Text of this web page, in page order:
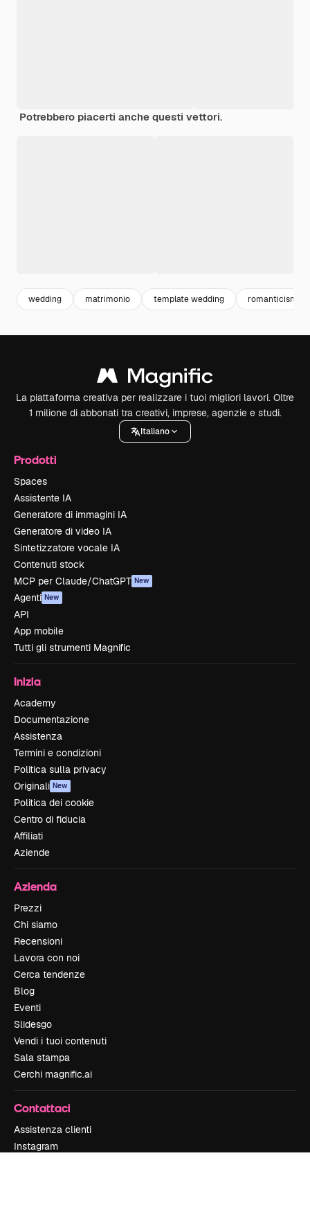
Potrebbero piacerti anche questi vettori.
wedding matrimonio template wedding romanticismo
La piattaforma creativa per realizzare i tuoi migliori lavori. Oltre
1 milione di abbonati tra creativi, imprese, agenzie e studi.
Italiano
Prodotti
Spaces
Assistente IA
Generatore di immagini IA
Generatore di video IA
Sintetizzatore vocale IA
Contenuti stock
MCP per Claude/ChatGPT New
Agenti New
API
App mobile
Tutti gli strumenti Magnific
Inizia
Academy
Documentazione
Assistenza
Termini e condizioni
Politica sulla privacy
Originali New
Politica dei cookie
Centro di fiducia
Affiliati
Aziende
Azienda
Prezzi
Chi siamo
Recensioni
Lavora con noi
Cerca tendenze
Blog
Eventi
Slidesgo
Vendi i tuoi contenuti
Sala stampa
Cerchi magnific.ai
Contattaci
Assistenza clienti
Instagram